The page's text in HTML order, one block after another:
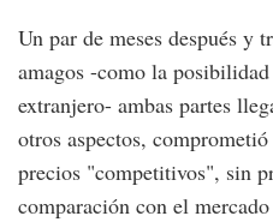
Un par de meses después y
amagos -como la
extranjero- ambas partes
otros aspectos,
precios "competitivos", sin
comparación con el